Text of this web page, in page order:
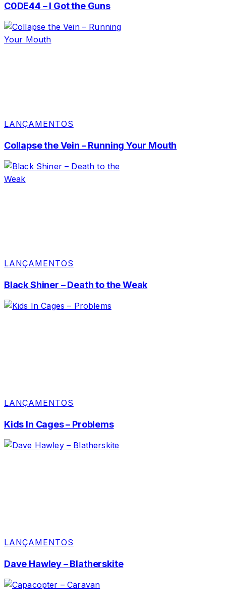
C0DE44 – I Got the Guns
LANÇAMENTOS
Collapse the Vein – Running Your Mouth
LANÇAMENTOS
Black Shiner – Death to the Weak
LANÇAMENTOS
Kids In Cages – Problems
LANÇAMENTOS
Dave Hawley – Blatherskite